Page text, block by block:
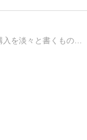
このブログはノース家の平凡な日常と自宅購入を淡々と書くものです。過度な期待はしないでください。